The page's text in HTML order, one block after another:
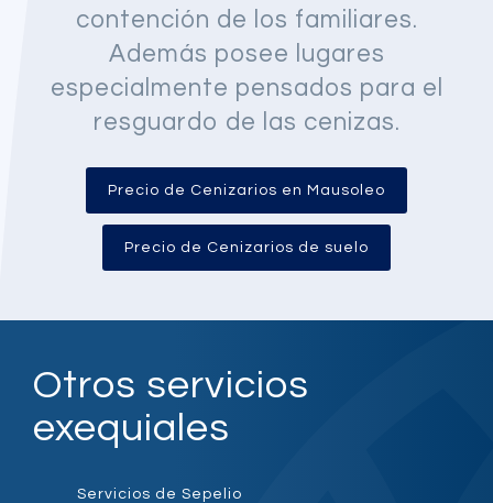
contención de los familiares.
Además posee lugares
especialmente pensados para el
resguardo de las cenizas.
Precio de Cenizarios en Mausoleo
Precio de Cenizarios de suelo
Otros servicios
exequiales
Servicios de Sepelio